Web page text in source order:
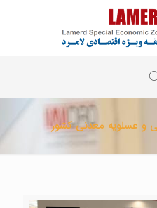
و عسلویه معدنی کشور